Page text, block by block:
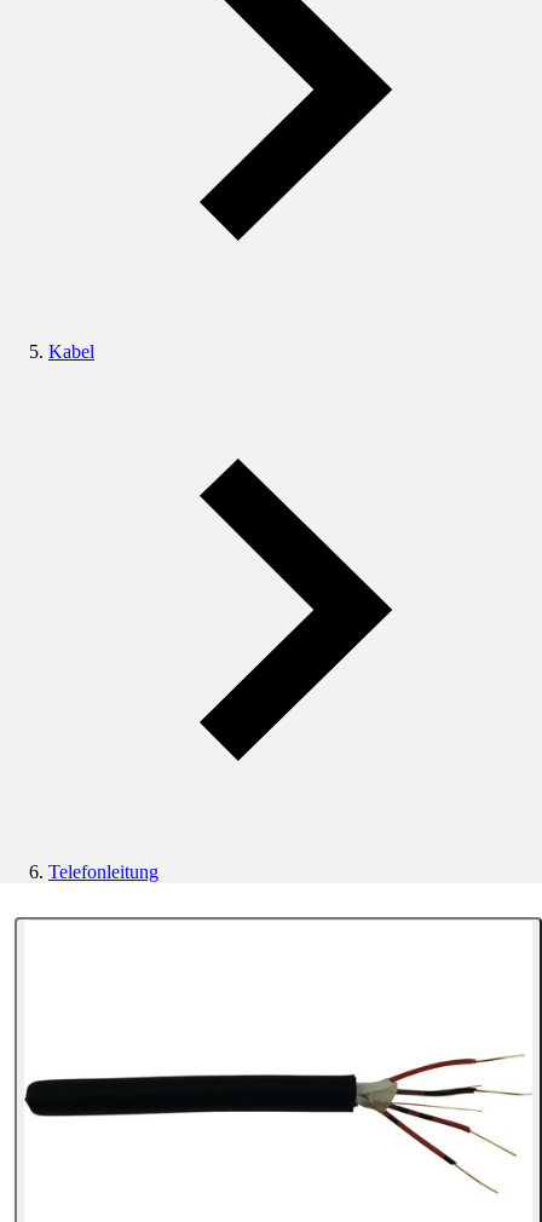
Kabel
Telefonleitung